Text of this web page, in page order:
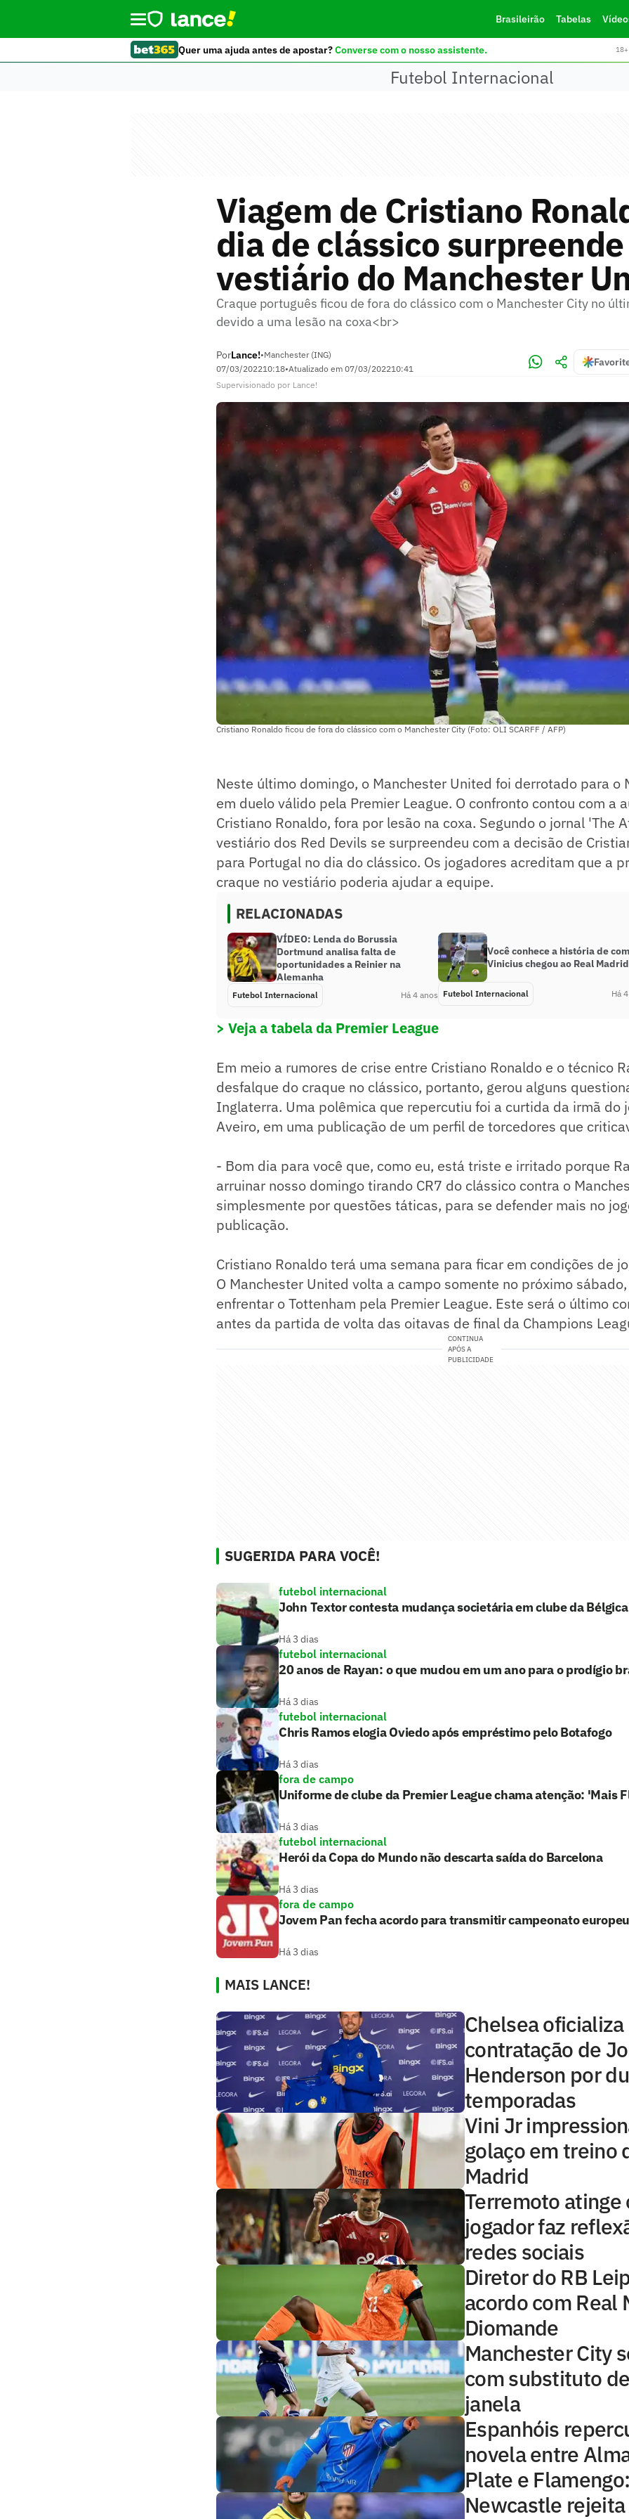
Brasileirão Tabelas
Quer uma ajuda antes de apostar?Converse com o nosso assistente.
Futebol Internacional
Viagem de Cristiano
dia de clássico surpreende
vestiário do Manchester
Craque português ficou de fora do clássico com o Manchester City no
devido a uma lesão na coxa<br>
PorLance!•Manchester (ING)
07/03/202210:18•Atualizado em 07/03/202210:41
Supervisionado por Lance!
Cristiano Ronaldo ficou de fora do clássico com o Manchester City (Foto: OLI SCARFF / AFP)
Neste último domingo, o Manchester United foi derrotado para o
em duelo válido pela Premier League. O confronto contou com a
Cristiano Ronaldo, fora por lesão na coxa. Segundo o jornal 'The
vestiário dos Red Devils se surpreendeu com a decisão de
para Portugal no dia do clássico. Os jogadores acreditam que a
craque no vestiário poderia ajudar a equipe.
RELACIONADAS
VÍDEO: Lenda do Borussia
Dortmund analisa falta de
oportunidades a Reinier na
Alemanha
Futebol Internacional Há 4 anos
Você conhece a história de
Vinicius chegou ao Real
Futebol Internacional Há
> Veja a tabela da Premier League
Em meio a rumores de crise entre Cristiano Ronaldo e o técnico
desfalque do craque no clássico, portanto, gerou alguns
Inglaterra. Uma polêmica que repercutiu foi a curtida da irmã do
Aveiro, em uma publicação de um perfil de torcedores que
- Bom dia para você que, como eu, está triste e irritado porque
arruinar nosso domingo tirando CR7 do clássico contra o
simplesmente por questões táticas, para se defender mais no
publicação.
Cristiano Ronaldo terá uma semana para ficar em condições de
O Manchester United volta a campo somente no próximo
enfrentar o Tottenham pela Premier League. Este será o último
antes da partida de volta das oitavas de final da Champions
CONTINUA
APÓS A
PUBLICIDADE
SUGERIDA PARA VOCÊ!
futebol internacional
John Textor contesta mudança societária em clube da Bélgica
Há 3 dias
futebol internacional
20 anos de Rayan: o que mudou em um ano para o prodígio
Há 3 dias
futebol internacional
Chris Ramos elogia Oviedo após empréstimo pelo Botafogo
Há 3 dias
fora de campo
Uniforme de clube da Premier League chama atenção: 'Mais
Há 3 dias
futebol internacional
Herói da Copa do Mundo não descarta saída do Barcelona
Há 3 dias
fora de campo
Jovem Pan fecha acordo para transmitir campeonato europeu
Há 3 dias
MAIS LANCE!
Chelsea oficializa
contratação de
Henderson por
temporadas
Vini Jr
golaço em treino
Madrid
Terremoto atinge
jogador faz
redes sociais
Diretor do RB
acordo com Real
Diomande
Manchester City
com substituto
janela
Espanhóis
novela entre
Plate e
Newcastle